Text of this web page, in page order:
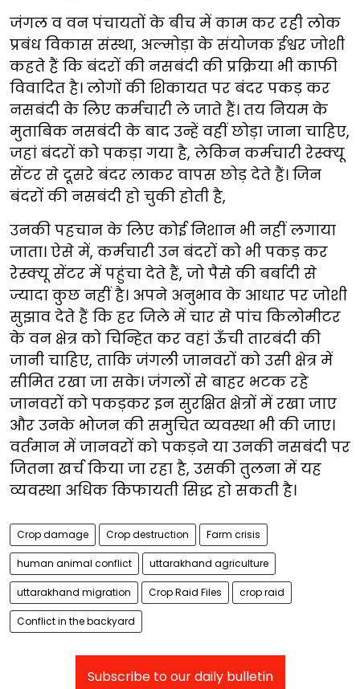
जंगल व वन पंचायतों के बीच में काम कर रही लोक
प्रबंध विकास संस्था, अल्मोड़ा के संयोजक ईश्वर जोशी
कहते हैं कि बंदरों की नसबंदी की प्रक्रिया भी काफी
विवादित है। लोगों की शिकायत पर बंदर पकड़ कर
नसबंदी के लिए कर्मचारी ले जाते हैं। तय नियम के
मुताबिक नसबंदी के बाद उन्हें वहीं छोड़ा जाना चाहिए,
जहां बंदरों को पकड़ा गया है, लेकिन कर्मचारी रेस्क्यू
सेंटर से दूसरे बंदर लाकर वापस छोड़ देते हैं। जिन
बंदरों की नसबंदी हो चुकी होती है,
उनकी पहचान के लिए कोई निशान भी नहीं लगाया
जाता। ऐसे में, कर्मचारी उन बंदरों को भी पकड़ कर
रेस्क्यू सेंटर में पहुंचा देते हैं, जो पैसे की बर्बादी से
ज्यादा कुछ नहीं है। अपने अनुभाव के आधार पर जोशी
सुझाव देते हैं कि हर जिले में चार से पांच किलोमीटर
के वन क्षेत्र को चिन्हित कर वहां ऊँची तारबंदी की
जानी चाहिए, ताकि जंगली जानवरों को उसी क्षेत्र में
सीमित रखा जा सके। जंगलों से बाहर भटक रहे
जानवरों को पकड़कर इन सुरक्षित क्षेत्रों में रखा जाए
और उनके भोजन की समुचित व्यवस्था भी की जाए।
वर्तमान में जानवरों को पकड़ने या उनकी नसबंदी पर
जितना खर्च किया जा रहा है, उसकी तुलना में यह
व्यवस्था अधिक किफायती सिद्ध हो सकती है।
Crop damage Crop destruction Farm crisis
human animal conflict uttarakhand agriculture
uttarakhand migration Crop Raid Files crop raid
Conflict in the backyard
Subscribe to our daily bulletin